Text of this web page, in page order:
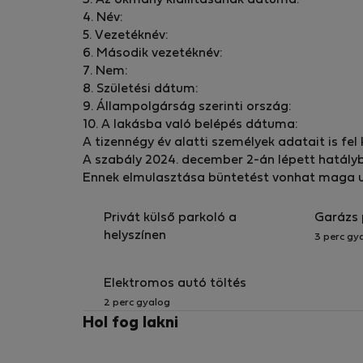
A Madrid-Barajas repülőtérről Madrid
poggyászok szállítása minden érvényes
Létezik még az Expressz busz (sárga)
igénybe. A jegy ára 5 euró. Magán a buszon
bankkártyával vagy mobiltelefonnal lehet
A Plaza de Cibeles megállónál kell leszállni.
Az apartmanhoz többféleképpen is el lehet
Kb. 200 m. sétálhat a Plaza de Neptuno
utcán.
Egy másik lehetőség, hogy felszáll a 73-as
Néhány perc múlva elérjük a Cedaceros
Balra fordulsz, és meglátod a mexikói
fogadjam.
Ha a Chamartín pályaudvarról érkezik,
Cedaceros utcában.
4. Név:
5. Vezetéknév:
6. Második vezetéknév:
7. Nem:
8. Születési dátum:
9. Állampolgárság szerinti ország:
10. A lakásba való belépés dátuma:
A tizennégy év alatti személyek adatait is fel
A szabály 2024. december 2-án lépett
Ennek elmulasztása büntetést vonhat maga
Privát külső parkoló a
helyszínen
Garázs
3 perc
Elektromos autó töltés
2 perc gyalog
Hol fog lakni